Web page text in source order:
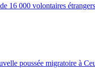
16 000 volontaires
poussée migratoire à